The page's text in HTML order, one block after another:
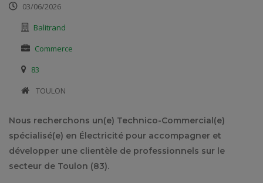
03/06/2026
Balitrand
Commerce
83
​ TOULON
Nous recherchons un(e) Technico-Commercial(e)
spécialisé(e) en Électricité pour accompagner et
développer une clientèle de professionnels sur le
secteur de Toulon (83).